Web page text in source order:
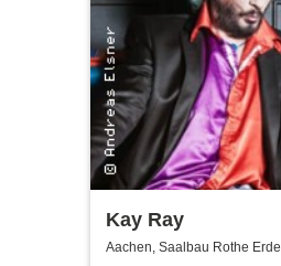
Kay Ray
Aachen, Saalbau Rothe Erde